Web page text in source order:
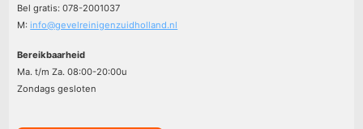
Bel gratis: 078-2001037
M:info@gevelreinigenzuidholland.nl
Bereikbaarheid
Ma. t/m Za. 08:00-20:00u
Zondags gesloten